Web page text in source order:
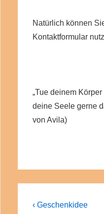
Natürlich können
Kontaktformular
„Tue deinem
deine Seele gerne
von Avila)
Previous
‹ Geschenkidee